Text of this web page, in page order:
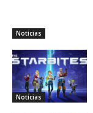
Notícias
Notícias